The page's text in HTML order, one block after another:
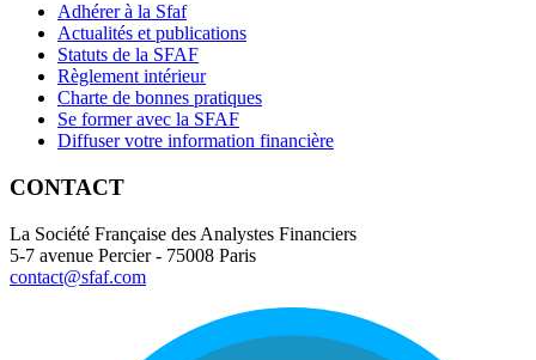
Adhérer à la Sfaf
Actualités et publications
Statuts de la SFAF
Règlement intérieur
Charte de bonnes pratiques
Se former avec la SFAF
Diffuser votre information financière
CONTACT
La Société Française des Analystes Financiers
5-7 avenue Percier - 75008 Paris
contact@sfaf.com